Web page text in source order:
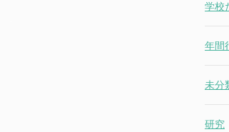
学校
年間
未分
研究